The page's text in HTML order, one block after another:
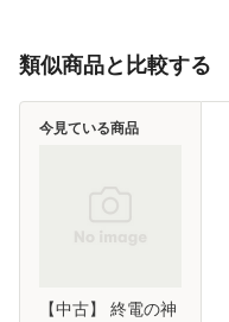
類似商品と比較する
【中古】 終電の神
今見ている商品